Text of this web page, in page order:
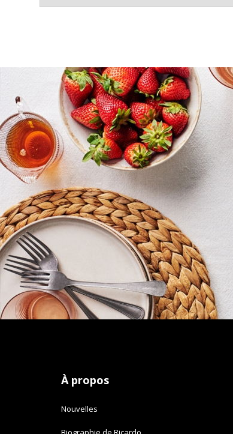
À propos
Nouvelles